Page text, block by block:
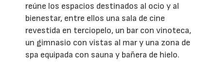
reúne los espacios destinados al ocio y al
bienestar, entre ellos una sala de cine
revestida en terciopelo, un bar con vinoteca,
un gimnasio con vistas al mar y una zona de
spa equipada con sauna y bañera de hielo.